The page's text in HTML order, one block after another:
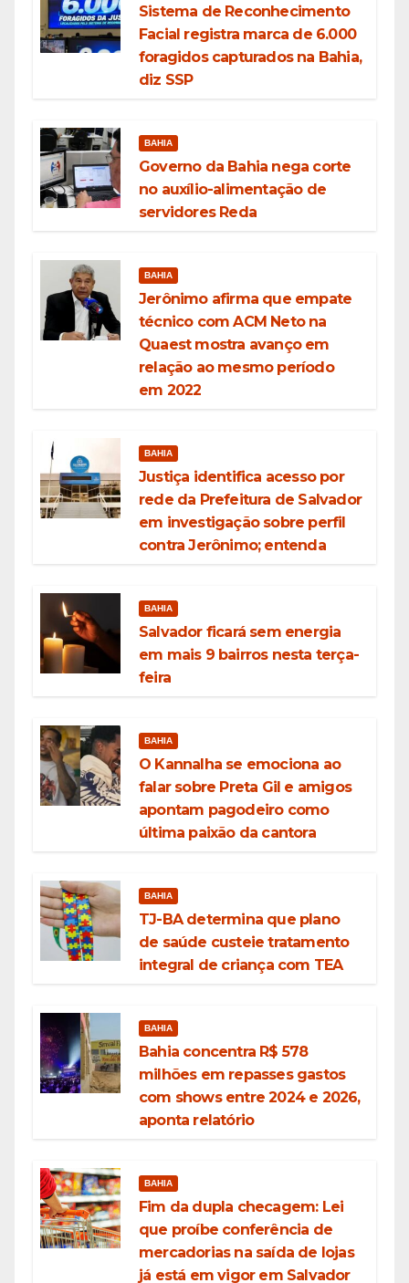
Sistema de Reconhecimento
Facial registra marca de 6.000
foragidos capturados na Bahia,
diz SSP
BAHIA
Governo da Bahia nega corte
no auxílio-alimentação de
servidores Reda
BAHIA
Jerônimo afirma que empate
técnico com ACM Neto na
Quaest mostra avanço em
relação ao mesmo período
em 2022
BAHIA
Justiça identifica acesso por
rede da Prefeitura de Salvador
em investigação sobre perfil
contra Jerônimo; entenda
BAHIA
Salvador ficará sem energia
em mais 9 bairros nesta terça-
feira
BAHIA
O Kannalha se emociona ao
falar sobre Preta Gil e amigos
apontam pagodeiro como
última paixão da cantora
BAHIA
TJ-BA determina que plano
de saúde custeie tratamento
integral de criança com TEA
BAHIA
Bahia concentra R$ 578
milhões em repasses gastos
com shows entre 2024 e 2026,
aponta relatório
BAHIA
Fim da dupla checagem: Lei
que proíbe conferência de
mercadorias na saída de lojas
já está em vigor em Salvador